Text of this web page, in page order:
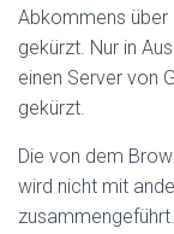
Abkommens über
gekürzt. Nur in
einen Server von
gekürzt.
Die von dem
wird nicht mit